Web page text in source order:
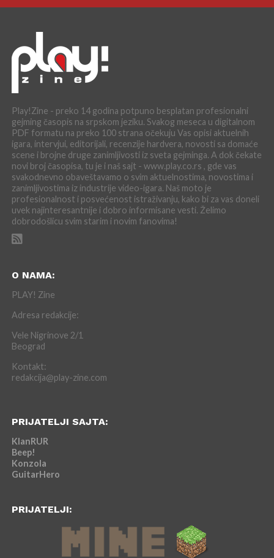
Play!Zine - preko 14 godina potpuno besplatan profesionalni
gejming časopis na srpskom jeziku. Svakog meseca u digitalnom
PDF formatu na preko 100 strana očekuju Vas opisi aktuelnih
igara, intervjui, editorijali, recenzije hardvera, novosti sa domaće
scene i brojne druge zanimljivosti iz sveta gejminga. A dok čekate
novi broj časopisa, tu je i naš sajt - www.play.co.rs , gde vas
svakodnevno obaveštavamo o svim aktuelnostima, novostima i
zanimljivostima iz industrije video-igara. Naš moto je
profesionalnost i posvećenost istraživanju, kako bi za vas doneli
uvek najinteresantnije i dobro informisane vesti. Želimo
dobrodošlicu svim starim i novim fanovima!
O NAMA:
PLAY! Zine
Adresa redakcije:
Vele Nigrinove 2/1
Beograd
Kontakt:
redakcija@play-zine.com
PRIJATELJI SAJTA:
KlanRUR
Beep!
Konzola
GuitarHero
PRIJATELJI: